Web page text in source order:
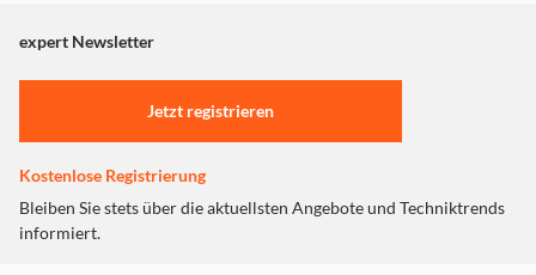
Ultrahuman-App für Gesundheitsdaten in Echtzeit.
Wasserdichtes Design
Entwickelt für alltägliche Aktivitäten, einschließlich
"Marketing".
Einstellungen anpassen
expert Newsletter
Jetzt registrieren
Kostenlose Registrierung
Bleiben Sie stets über die aktuellsten Angebote und Techniktrends
informiert.